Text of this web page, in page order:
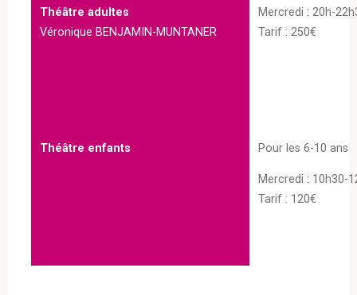
Théâtre adultes
Véronique BENJAMIN-MUNTANER
Mercredi : 20h-
Tarif : 250€
Théâtre enfants Pour les 6-10 ans
Mercredi : 10h30-
Tarif : 120€